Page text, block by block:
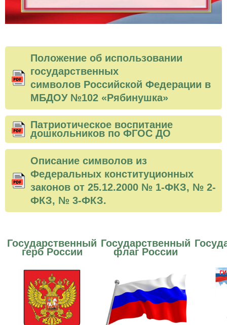
Положение об использовании
государственных
символов Российской Федерации в
МБДОУ №102 «Рябинушка»
​Патриотическое воспитание
дошкольников по ФГОС ДО
Описание символов из
Федеральных конституционных
законов от 25.12.2000 № 1-ФКЗ, № 2-
ФКЗ, № 3-ФКЗ.
Государственный
герб России
Государственный
флаг России